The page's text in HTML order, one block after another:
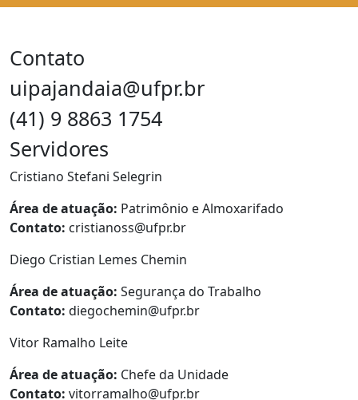
Contato
uipajandaia@ufpr.br
(41) 9 8863 1754
Servidores
Cristiano Stefani Selegrin
Área de atuação: Patrimônio e Almoxarifado
Contato: cristianoss@ufpr.br
Diego Cristian Lemes Chemin
Área de atuação: Segurança do Trabalho
Contato: diegochemin@ufpr.br
Vitor Ramalho Leite
Área de atuação: Chefe da Unidade
Contato: vitorramalho@ufpr.br